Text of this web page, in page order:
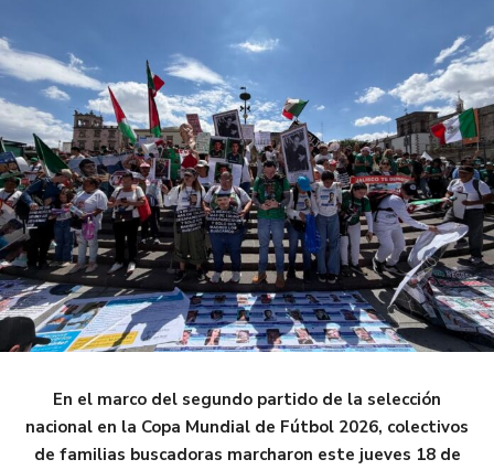
En el marco del segundo partido de la selección
nacional en la Copa Mundial de Fútbol 2026, colectivos
de familias buscadoras marcharon este jueves 18 de